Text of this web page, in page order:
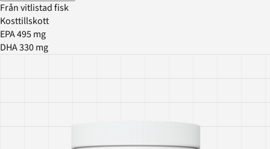
Från vitlistad fisk
Kosttillskott
EPA 495 mg
DHA 330 mg